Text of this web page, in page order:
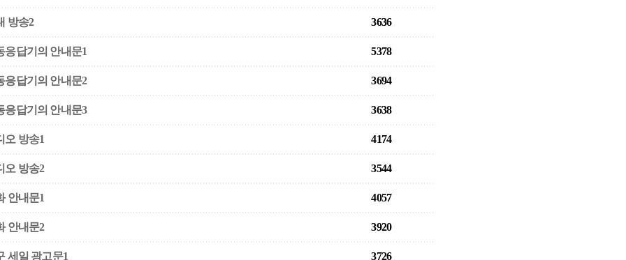
방송2 3636
응답기의 안내문1 5378
응답기의 안내문2 3694
응답기의 안내문3 3638
오 방송1 4174
오 방송2 3544
안내문1 4057
안내문2 3920
세일 광고문1 3726